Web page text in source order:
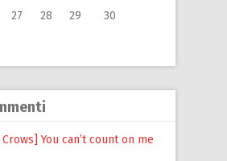
27 28 29 30
You can’t count on me